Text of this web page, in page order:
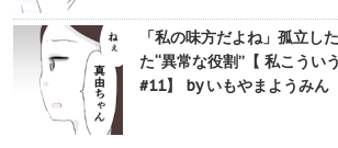
「私の味方だよね」孤立し
た“異常な役割”【 私こうい
#11】 by いもやまようみん